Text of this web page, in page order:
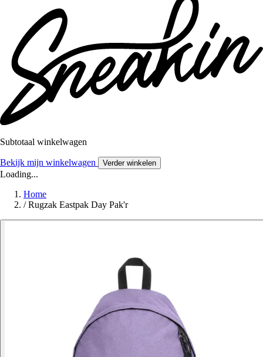
Subtotaal winkelwagen
Bekijk mijn winkelwagen Verder winkelen
Loading...
Home
/ Rugzak Eastpak Day Pak'r